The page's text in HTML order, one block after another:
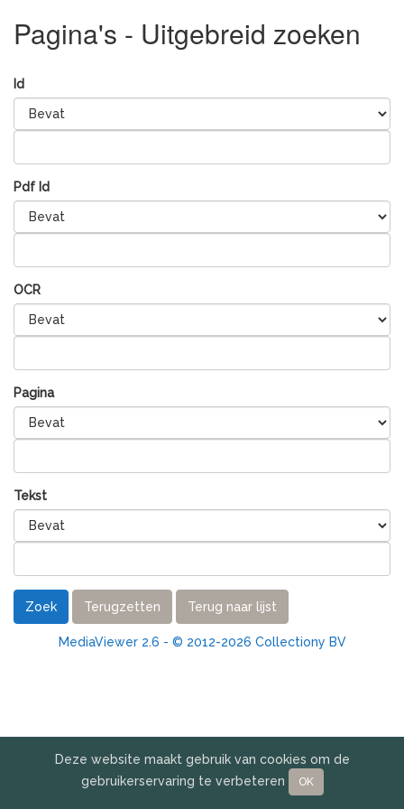
Pagina's - Uitgebreid zoeken
Id
Pdf Id
OCR
Pagina
Tekst
Zoek Terugzetten Terug naar lijst
MediaViewer 2.6 - © 2012-2026 Collectiony BV
Deze website maakt gebruik van cookies om de
gebruikerservaring te verbeteren
OK